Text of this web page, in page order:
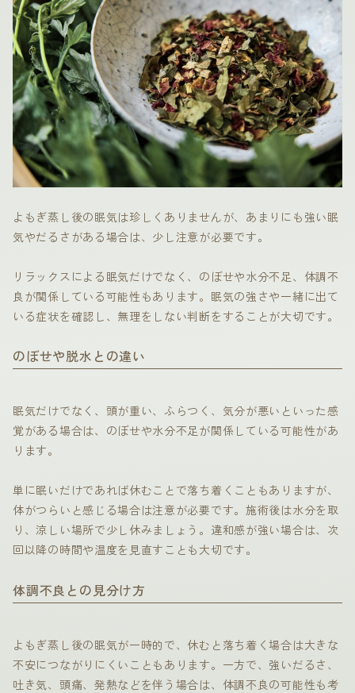
よもぎ蒸し後の眠気は珍しくありませんが、あまりにも強い眠
気やだるさがある場合は、少し注意が必要です。
リラックスによる眠気だけでなく、のぼせや水分不足、体調不
良が関係している可能性もあります。眠気の強さや一緒に出て
いる症状を確認し、無理をしない判断をすることが大切です。
のぼせや脱水との違い
眠気だけでなく、頭が重い、ふらつく、気分が悪いといった感
覚がある場合は、のぼせや水分不足が関係している可能性があ
ります。
単に眠いだけであれば休むことで落ち着くこともありますが、
体がつらいと感じる場合は注意が必要です。施術後は水分を取
り、涼しい場所で少し休みましょう。違和感が強い場合は、次
回以降の時間や温度を見直すことも大切です。
体調不良との見分け方
よもぎ蒸し後の眠気が一時的で、休むと落ち着く場合は大きな
不安につながりにくいこともあります。一方で、強いだるさ、
吐き気、頭痛、発熱などを伴う場合は、体調不良の可能性も考